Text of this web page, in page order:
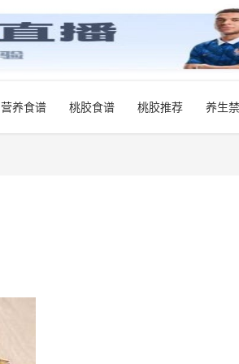
营养食谱 桃胶食谱 桃胶推荐 养生